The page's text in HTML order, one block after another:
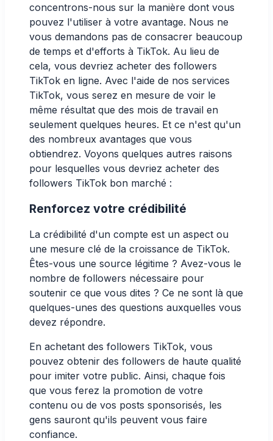
concentrons-nous sur la manière dont vous
pouvez l'utiliser à votre avantage. Nous ne
vous demandons pas de consacrer beaucoup
de temps et d'efforts à TikTok. Au lieu de
cela, vous devriez acheter des followers
TikTok en ligne. Avec l'aide de nos services
TikTok, vous serez en mesure de voir le
même résultat que des mois de travail en
seulement quelques heures. Et ce n'est qu'un
des nombreux avantages que vous
obtiendrez. Voyons quelques autres raisons
pour lesquelles vous devriez acheter des
followers TikTok bon marché :
Renforcez votre crédibilité
La crédibilité d'un compte est un aspect ou
une mesure clé de la croissance de TikTok.
Êtes-vous une source légitime ? Avez-vous le
nombre de followers nécessaire pour
soutenir ce que vous dites ? Ce ne sont là que
quelques-unes des questions auxquelles vous
devez répondre.
En achetant des followers TikTok, vous
pouvez obtenir des followers de haute qualité
pour imiter votre public. Ainsi, chaque fois
que vous ferez la promotion de votre
contenu ou de vos posts sponsorisés, les
gens sauront qu'ils peuvent vous faire
confiance.